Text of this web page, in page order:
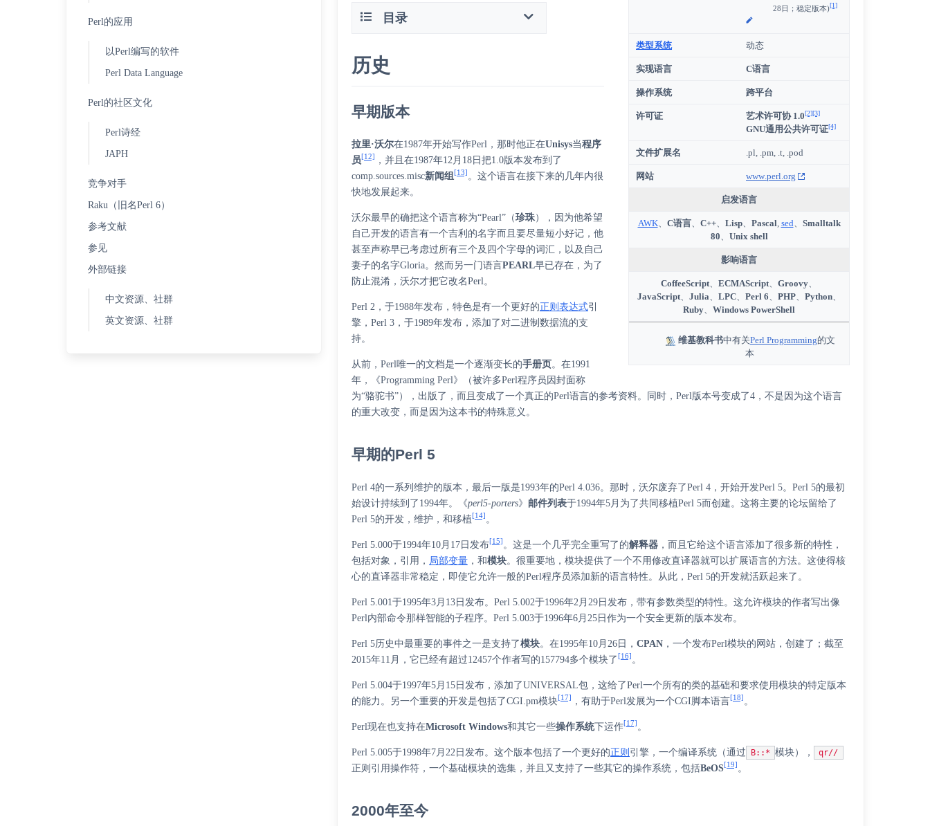
Perl的应用
以Perl编写的软件
Perl Data Language
Perl的社区文化
Perl诗经
JAPH
竞争对手
Raku（旧名Perl 6）
参考文献
参见
外部链接
中文资源、社群
英文资源、社群
28日；稳定版本)[1]
类型系统 动态
实现语言 C语言
操作系统 跨平台
许可证 艺术许可协 1.0[2][3]
GNU通用公共许可证[4]
文件扩展名 .pl, .pm, .t, .pod
网站 www.perl .org
启发语言
AWK、 C语言、 C++、 Lisp、 Pascal sed
Smalltalk
80
Unix shell
影响语言
CoffeeScript ECMAScript Groovy
JavaScript、 Julia LPC、 Perl 6 PHP、 Python、
Ruby
Windows PowerShell
维基教科书中有关Perl Programming的文
本
目录
历史
早期版本
拉里·沃尔在1987年开始写作Perl，那时他正在Unisys当程序
员[12]
，并且在1987年12月18日把1.0版本发布到了
comp.sources.misc新闻组[13] 。这个语言在接下来的几年内很
快地发展起来。
沃尔最早的确把这个语言称为“Pearl”（珍珠），因为他希望
自己开发的语言有一个吉利的名字而且要尽量短小好记，他
甚至声称早已考虑过所有三个及四个字母的词汇，以及自己
妻子的名字Gloria。然而另一门语言PEARL早已存在，为了
防止混淆，沃尔才把它改名Perl。
Perl 2，于1988年发布，特色是有一个更好的正则表达式引
擎，Perl 3，于1989年发布，添加了对二进制数据流的支
持。
从前，Perl唯一的文档是一个逐渐变长的手册页。在1991
年，《Programming Perl 》（被许多Perl程序员因封面称
为“骆驼书”），出版了，而且变成了一个真正的Perl语言的参考资料。同时，Perl版本号变成了4，不是因为这个语言
的重大改变，而是因为这本书的特殊意义。
早期的Perl 5
Perl 4的一系列维护的版本，最后一版是1993年的Perl 4.036。那时，沃尔废弃了Perl 4，开始开发Perl 5。Perl 5的最初
始设计持续到了1994年。《perl5-porters》 邮件列表于1994年5月为了共同移植Perl 5而创建。这将主要的论坛留给了
Perl 5的开发，维护，和移植[14] 。
Perl 5.000于1994年10月17日发布[15] 。这是一个几乎完全重写了的解释器 ，而且它给这个语言添加了很多新的特性，
包括对象，引用， 局部变量 ，和模块。很重要地，模块提供了一个不用修改直译器就可以扩展语言的方法。这使得核
心的直译器非常稳定，即使它允许一般的Perl程序员添加新的语言特性。从此，Perl 5的开发就活跃起来了。
Perl 5.001于1995年3月13日发布。Perl 5.002于1996年2月29日发布，带有参数类型的特性。这允许模块的作者写出像
Perl内部命令那样智能的子程序。Perl 5.003于1996年6月25日作为一个安全更新的版本发布。
Perl 5历史中最重要的事件之一是支持了模块。在1995年10月26日，CPAN ，一个发布Perl模块的网站，创建了；截至
2015年11月，它已经有超过12457个作者写的157794多个模块了[16] 。
Perl 5.004于1997年5月15日发布，添加了UNIVERSAL包，这给了Perl一个所有的类的基础和要求使用模块的特定版本
的能力。另一个重要的开发是包括了CGI.pm模块[17] ，有助于Perl发展为一个CGI脚本语言[18] 。
Perl现在也支持在Microsoft Windows和其它一些操作系统下运作[17] 。
Perl 5.005于1998年7月22日发布。这个版本包括了一个更好的正则 引擎，一个编译系统（通过 B::* 模块）， qr//
正则引用操作符，一个基础模块的选集，并且又支持了一些其它的操作系统，包括BeOS[19] 。
2000年至今